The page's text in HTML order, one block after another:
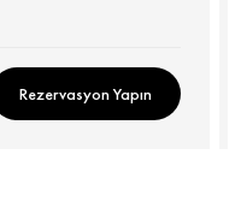
Rezervasyon Yapın